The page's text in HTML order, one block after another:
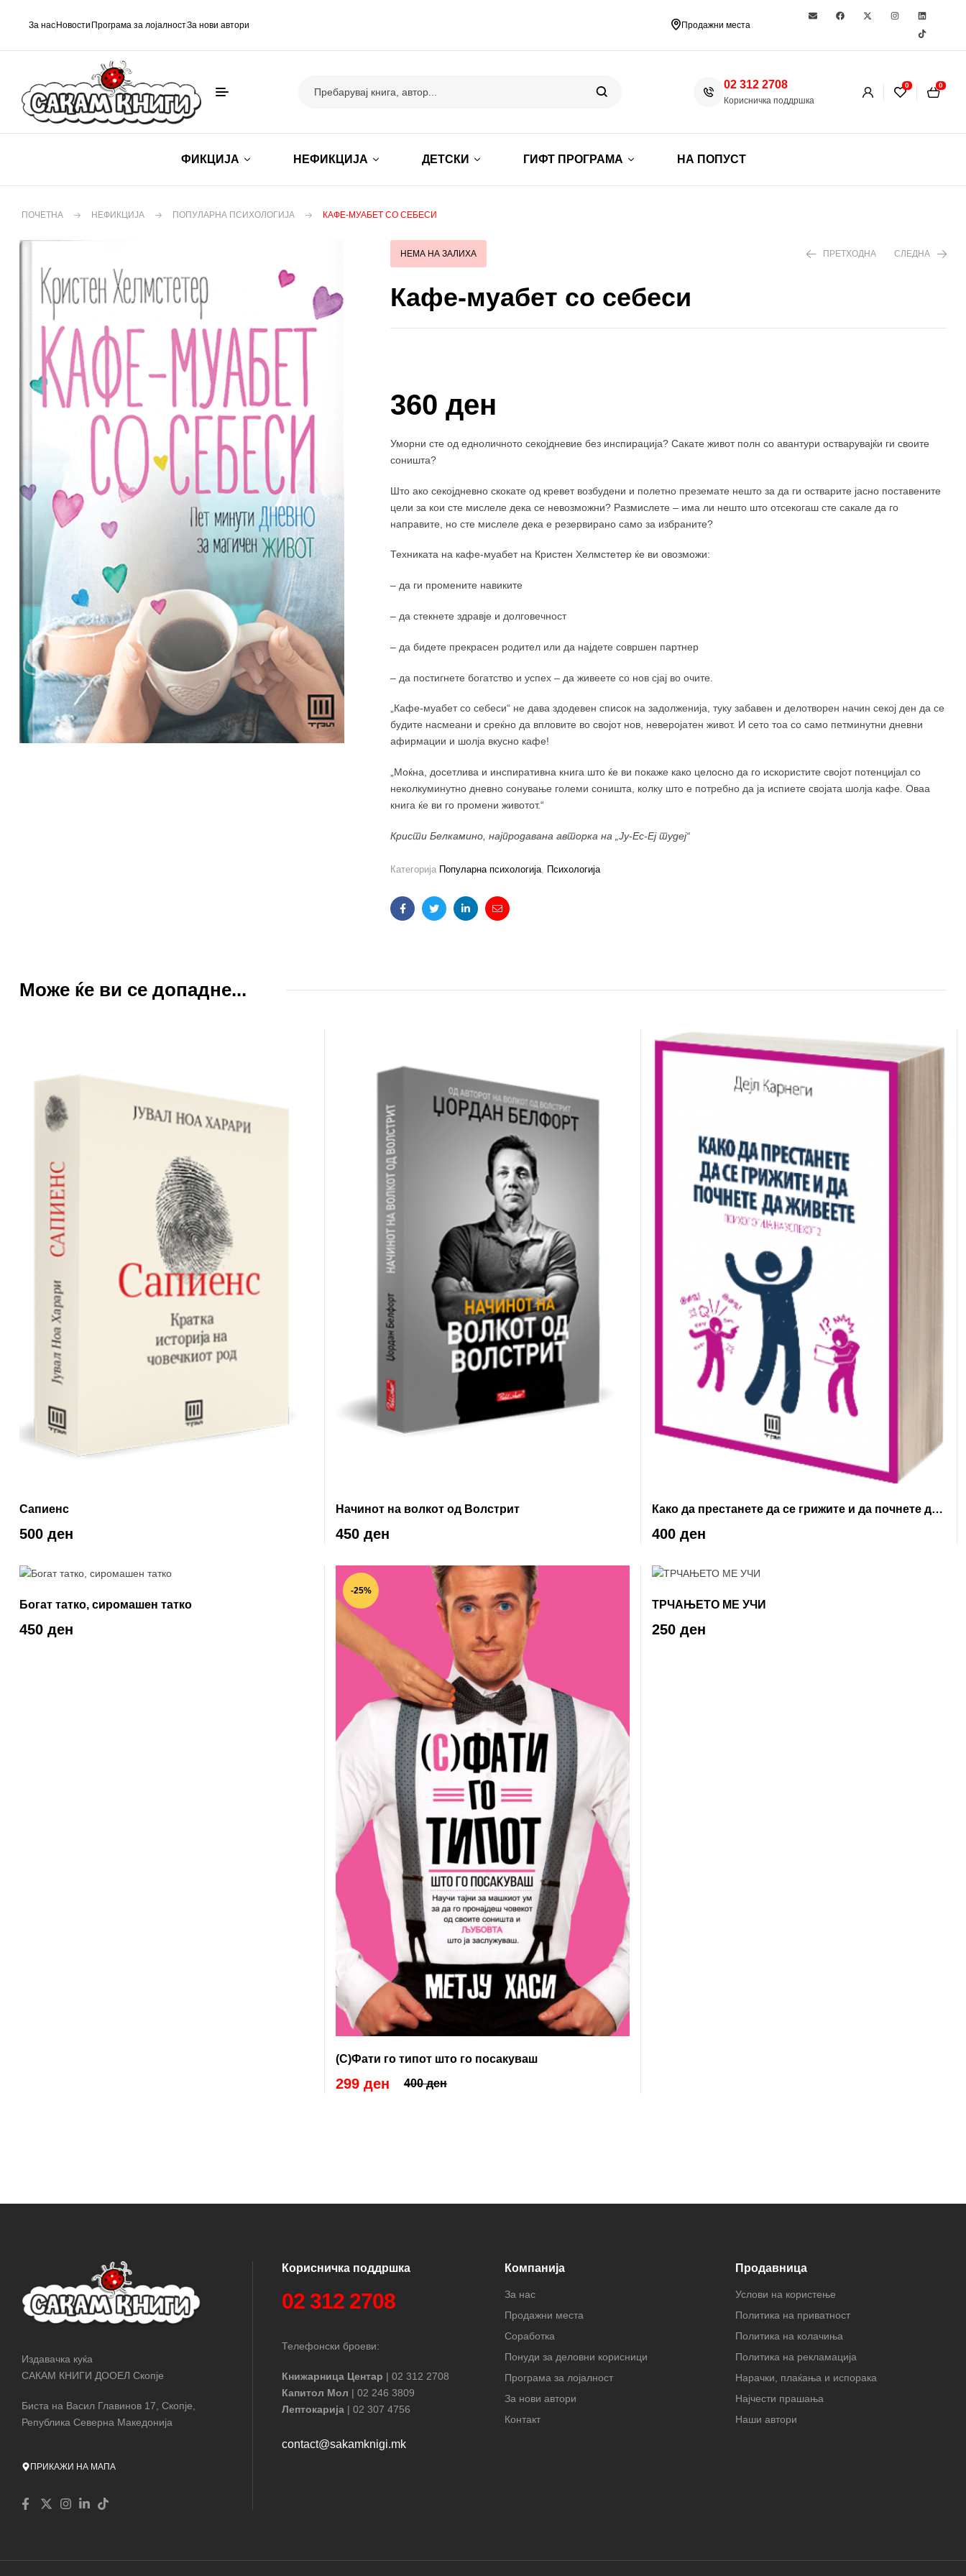
За нас Новости Програма за лојалностЗа нови автори Продажни места
02 312 2708
Корисничка поддршка
0 0
ФИКЦИЈА НЕФИКЦИЈА ДЕТСКИ ГИФТ ПРОГРАМА НА ПОПУСТ
ПОЧЕТНА НЕФИКЦИЈА ПОПУЛАРНА ПСИХОЛОГИЈА КАФЕ-МУАБЕТ СО СЕБЕСИ
НЕМА НА ЗАЛИХА ПРЕТХОДНА СЛЕДНА
Кафе-муабет со себеси
360 ден
Уморни сте од едноличното секојдневие без инспирација? Сакате живот полн со авантури остварувајќи ги своите
соништа?
Што ако секојдневно скокате од кревет возбудени и полетно преземате нешто за да ги остварите јасно поставените
цели за кои сте мислеле дека се невозможни? Размислете – има ли нешто што отсекогаш сте сакале да го
направите, но сте мислеле дека е резервирано само за избраните?
Техниката на кафе-муабет на Кристен Хелмстетер ќе ви овозможи:
– да ги промените навиките
– да стекнете здравје и долговечност
– да бидете прекрасен родител или да најдете совршен партнер
– да постигнете богатство и успех – да живеете со нов сјај во очите.
„Кафе-муабет со себеси“ не дава здодевен список на задолженија, туку забавен и делотворен начин секој ден да се
будите насмеани и среќно да впловите во својот нов, неверојатен живот. И сето тоа со само петминутни дневни
афирмации и шолја вкусно кафе!
„Моќна, досетлива и инспиративна книга што ќе ви покаже како целосно да го искористите својот потенцијал со
неколкуминутно дневно сонување големи соништа, колку што е потребно да ја испиете својата шолја кафе. Оваа
книга ќе ви го промени животот.“
Кристи Белкамино, најпродавана авторка на „Ју-Ес-Еј тудеј“
Категорија Популарна психологија, Психологија
FacebookTwitterLinkedinEmail
Може ќе ви се допадне...
Сапиенс
500 ден
Начинот на волкот од Волстрит
450 ден
Како да престанете да се грижите и да почнете да
живеете
400 ден
Богат татко, сиромашен татко
450 ден
-25%
(С)Фати го типот што го посакуваш
400 ден
299 ден
ТРЧАЊЕТО МЕ УЧИ
250 ден
Издавачка куќа
САКАМ КНИГИ ДООЕЛ Скопје
Биста на Васил Главинов 17, Скопје,
Република Северна Македонија
ПРИКАЖИ НА МАПА
Корисничка поддршка
02 312 2708
Телефонски броеви:
Книжарница Центар | 02 312 2708
Капитол Мол | 02 246 3809
Лептокарија | 02 307 4756
contact@sakamknigi.mk
Компанија
За нас
Продажни места
Соработка
Понуди за деловни корисници
Програма за лојалност
За нови автори
Контакт
Продавница
Услови на користење
Политика на приватност
Политика на колачиња
Политика на рекламација
Нарачки, плаќања и испорака
Најчести прашања
Наши автори